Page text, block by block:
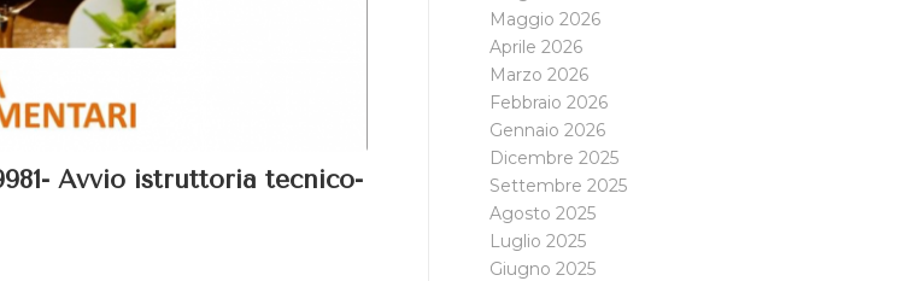
Avvio istruttoria tecnico-
Maggio 2026
Aprile 2026
Marzo 2026
Febbraio 2026
Gennaio 2026
Dicembre 2025
Settembre 2025
Agosto 2025
Luglio 2025
Giugno 2025